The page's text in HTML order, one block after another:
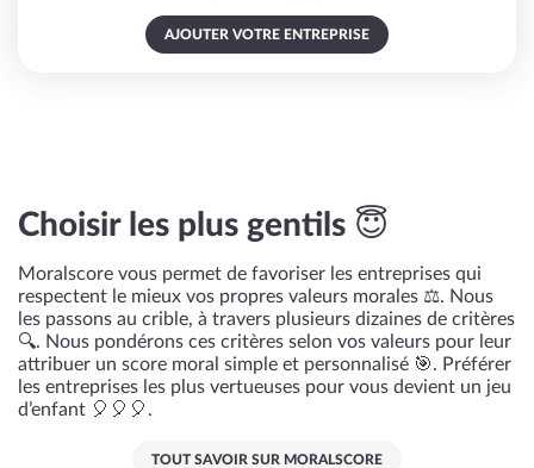
AJOUTER VOTRE ENTREPRISE
Choisir les plus gentils 😇
Moralscore vous permet de favoriser les entreprises qui
respectent le mieux vos propres valeurs morales ⚖️. Nous
les passons au crible, à travers plusieurs dizaines de critères
🔍. Nous pondérons ces critères selon vos valeurs pour leur
attribuer un score moral simple et personnalisé 🎯. Préférer
les entreprises les plus vertueuses pour vous devient un jeu
d’enfant 🎈🎈🎈.
TOUT SAVOIR SUR MORALSCORE